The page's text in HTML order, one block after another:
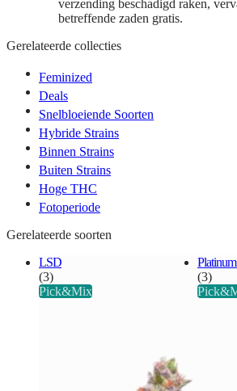
verzending beschadigd raken,
betreffende zaden gratis.
Gerelateerde collecties
Feminized
Deals
Snelbloeiende Soorten
Hybride Strains
Binnen Strains
Buiten Strains
Hoge THC
Fotoperiode
Gerelateerde soorten
LSD
(3)
Pick&Mix
(3)